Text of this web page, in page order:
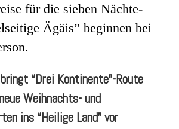
für die sieben Nächte-
Ägäis” beginnen bei
“Drei Kontinente”-Route
Weihnachts- und
ins “Heilige Land” vor